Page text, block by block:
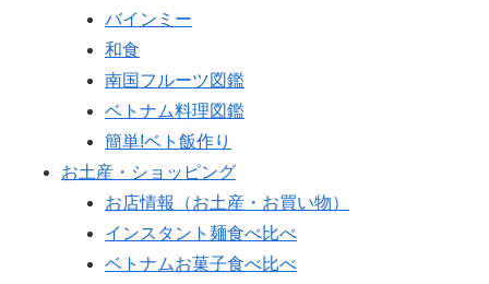
バインミー
和食
南国フルーツ図鑑
ベトナム料理図鑑
簡単!ベト飯作り
お土産・ショッピング
お店情報（お土産・お買い物）
インスタント麺食べ比べ
ベトナムお菓子食べ比べ